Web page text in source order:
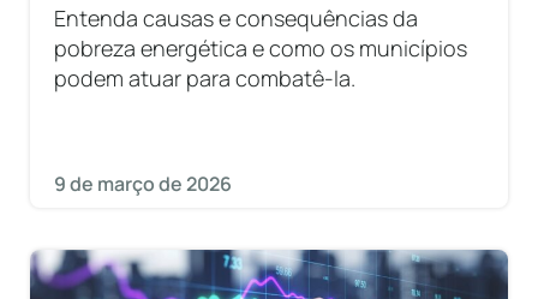
Entenda causas e consequências da
pobreza energética e como os municípios
podem atuar para combatê-la.
9 de março de 2026